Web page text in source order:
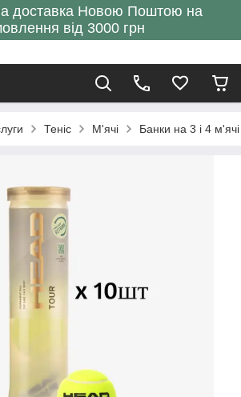
доставка Новою Поштою на
від 3000 грн
Теніс М'ячі Банки на 3 і 4 м'ячі